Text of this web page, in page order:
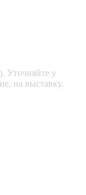
Уточняйте у
на выставку.